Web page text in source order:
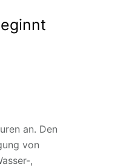
an. Den
von
,